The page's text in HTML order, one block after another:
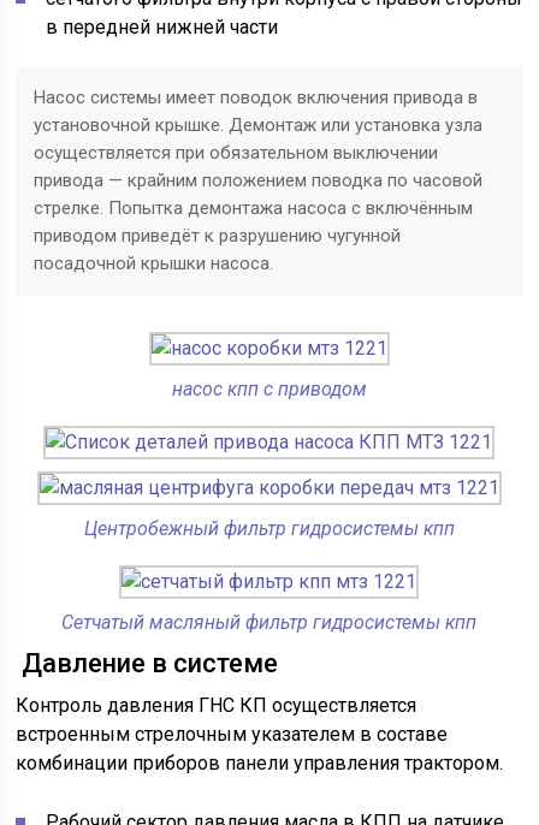
в передней нижней части
Насос системы имеет поводок включения привода в
установочной крышке. Демонтаж или установка узла
осуществляется при обязательном выключении
привода — крайним положением поводка по часовой
стрелке. Попытка демонтажа насоса с включённым
приводом приведёт к разрушению чугунной
посадочной крышки насоса.
насос кпп с приводом
Центробежный фильтр гидросистемы кпп
Сетчатый масляный фильтр гидросистемы кпп
Давление в системе
Контроль давления ГНС КП осуществляется
встроенным стрелочным указателем в составе
комбинации приборов панели управления трактором.